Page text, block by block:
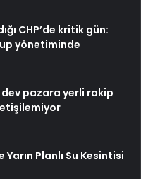
CHP’de kritik gün:
yönetiminde
dev pazara yerli rakip
Planlı Su Kesintisi